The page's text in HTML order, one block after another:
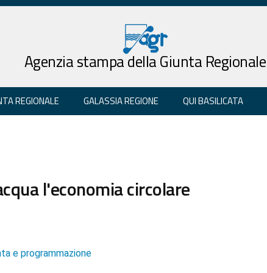
Agenzia stampa della Giunta Regionale
REGIONALE GALASSIA REGIONE QUI BASILICATA
l'economia circolare
e programmazione